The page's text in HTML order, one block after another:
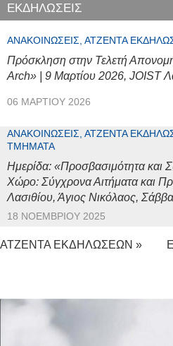
ΕΚΔΗΛΩΣΕΙΣ
ΑΝΑΚΟΙΝΏΣΕΙΣ, ΑΤΖΈΝΤΑ
Πρόσκληση στην Τελετή
Arch» | 9 Μαρτίου 2026, JOIST
06 ΜΑΡΤΊΟΥ 2026
ΑΝΑΚΟΙΝΏΣΕΙΣ, ΑΤΖΈΝΤΑ
ΤΜΉΜΑΤΑ
Ημερίδα: «Προσβασιμότητα και
Χώρο: Σύγχρονα Αιτήματα και
Λασιθίου, Άγιος Νικόλαος,
18 ΝΟΕΜΒΡΊΟΥ 2025
ΑΤΖΕΝΤΑ ΕΚΔΗΛΩΣΕΩΝ »